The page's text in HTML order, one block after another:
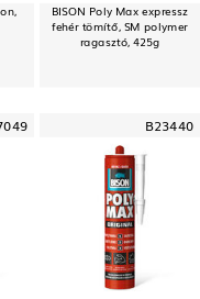
BISON Poly Max expressz
fehér tömítő, SM polymer
ragasztó, 425g
B23440